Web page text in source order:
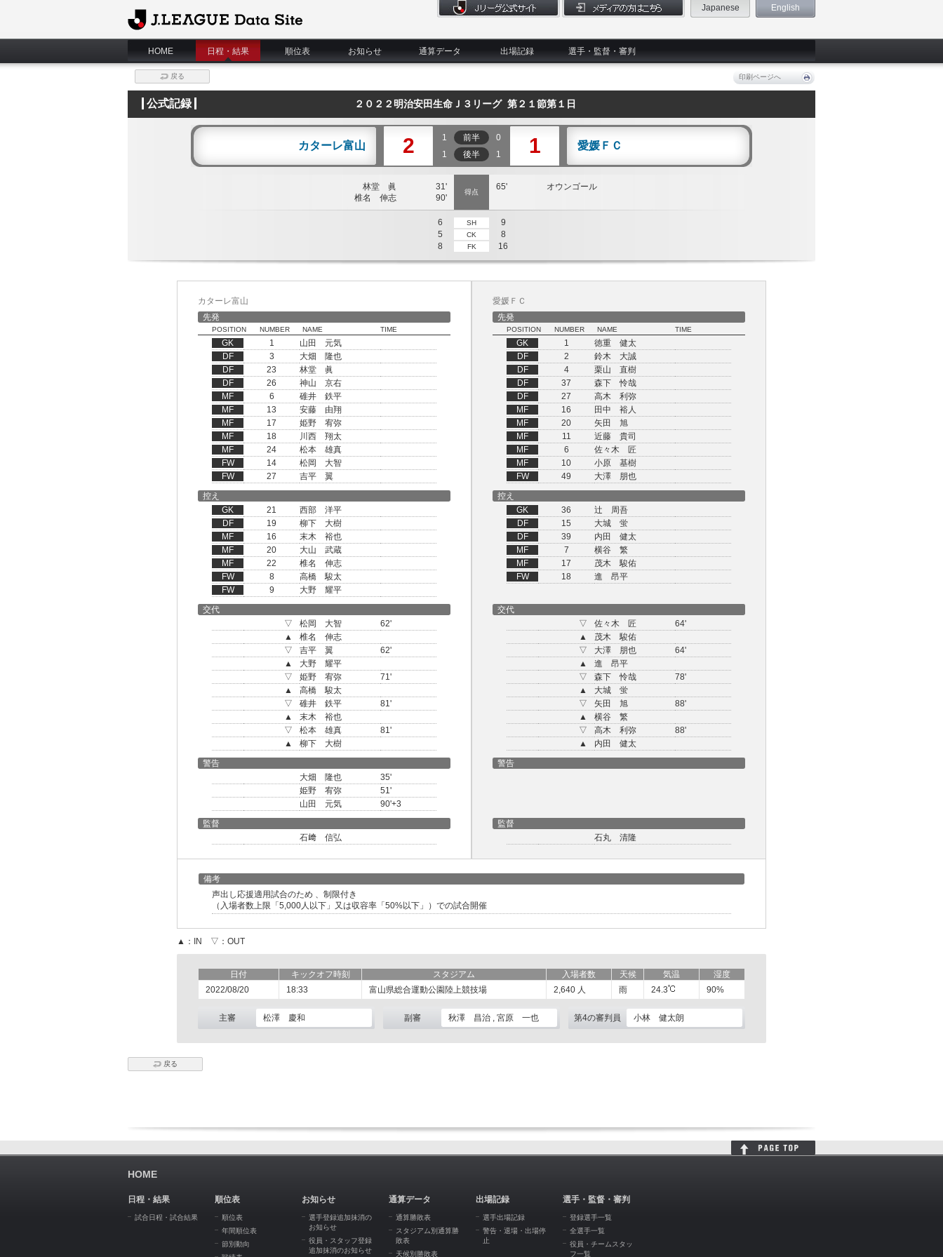
J.League Data Site
Japanese English
HOME 日程・結果 順位表 お知らせ 通算データ 出場記録 選手・監督・審判
戻る 印刷ページへ
公式記録 ２０２２明治安田生命Ｊ３リーグ 第２１節第１日
カターレ富山 2 1 前半
0
1
後半 1 1 愛媛ＦＣ
林堂 眞
31'
椎名 伸志
90'
得点
65' オウンゴール
6 SH
9
5
CK
8
8
FK 16
カターレ富山
先発
POSITION NUMBER NAME TIME
GK 1
山田 元気
DF
3
大畑 隆也
DF
23
林堂 眞
DF
26
神山 京右
MF
6
碓井 鉄平
MF
13
安藤 由翔
MF
17
姫野 宥弥
MF
18
川西 翔太
MF
24
松本 雄真
FW
14
松岡 大智
FW
27 吉平 翼
愛媛ＦＣ
先発
POSITION NUMBER NAME TIME
GK 1
徳重 健太
DF
2
鈴木 大誠
DF
4
栗山 直樹
DF
37
森下 怜哉
DF
27
高木 利弥
MF
16
田中 裕人
MF
20
矢田 旭
MF
11
近藤 貴司
MF
6
佐々木 匠
MF
10
小原 基樹
FW
49
大澤 朋也
控え
GK
21
西部 洋平
DF
19
柳下 大樹
MF
16
末木 裕也
MF
20
大山 武蔵
MF
22
椎名 伸志
FW
8
高橋 駿太
FW
9 大野 耀平
控え
GK
36
辻 周吾
DF
15
大城 蛍
DF
39
内田 健太
MF
7
横谷 繁
MF
17
茂木 駿佑
FW
18 進 昂平
交代
▽
松岡 大智
62'
▲
椎名 伸志
▽
吉平 翼
62'
▲
大野 耀平
▽
姫野 宥弥
71'
▲
高橋 駿太
▽
碓井 鉄平
81'
▲
末木 裕也
▽
松本 雄真
81'
▲
柳下 大樹
交代
▽
佐々木 匠
64'
▲
茂木 駿佑
▽
大澤 朋也
64'
▲
進 昂平
▽
森下 怜哉
78'
▲
大城 蛍
▽
矢田 旭
88'
▲
横谷 繁
▽
高木 利弥
88'
▲
内田 健太
警告
大畑 隆也
35'
姫野 宥弥
51'
山田 元気
90'+3
警告
監督
石﨑 信弘
監督
石丸 清隆
備考
声出し応援適用試合のため 、制限付き
（入場者数上限「5,000人以下」又は収容率「50%以下」）での試合開催
▲：IN ▽：OUT
日付 キックオフ時刻 スタジアム 入場者数 天候 気温
湿度
2022/08/20
18:33 富山県総合運動公園陸上競技場 2,640 人 雨 24.3 90%
主審 松澤 慶和 副審 秋澤 昌治 , 宮原 一也 第4の審判員 小林 健太朗
戻る
HOME
日程・結果
試合日程・試合結果
順位表
順位表
年間順位表
節別動向
お知らせ
選手登録追加抹消の
お知らせ
役員・スタッフ登録
追加抹消のお知らせ
通算データ
通算勝敗表
スタジアム別通算勝
敗表
天候別勝敗表
出場記録
選手出場記録
警告・退場・出場停
止
選手・監督・審判
登録選手一覧
全選手一覧
役員・チームスタッ
フ一覧